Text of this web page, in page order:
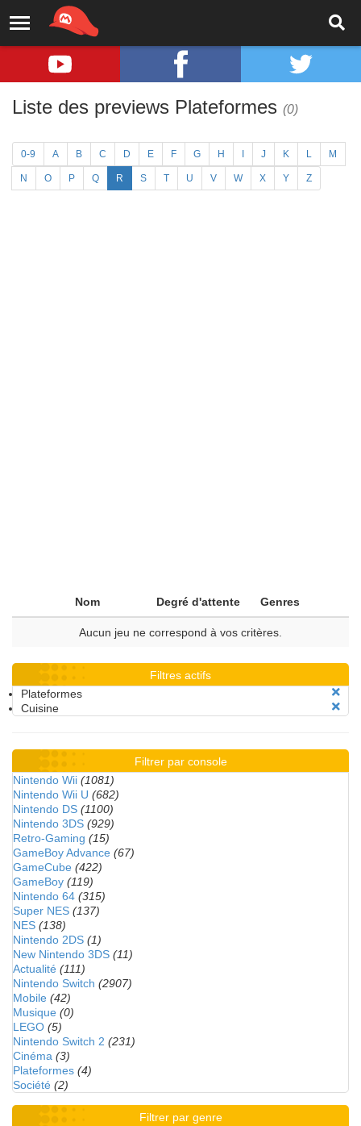
Liste des previews Plateformes (0)
0-9 A B C D E F G H J K L M
N O P Q R S T U V W X Y Z
Nom Degré d'attente Genres
Aucun jeu ne correspond à vos critères.
Filtres actifs
Plateformes
Cuisine
Filtrer par console
Nintendo Wii (1081)
Nintendo Wii U (682)
Nintendo DS (1100)
Nintendo 3DS (929)
Retro-Gaming (15)
GameBoy Advance (67)
GameCube (422)
GameBoy (119)
Nintendo 64 (315)
Super NES (137)
NES (138)
Nintendo 2DS (1)
New Nintendo 3DS (11)
Actualité (111)
Nintendo Switch (2907)
Mobile (42)
Musique (0)
LEGO (5)
Nintendo Switch 2 (231)
Cinéma (3)
Plateformes (4)
Société (2)
Filtrer par genre